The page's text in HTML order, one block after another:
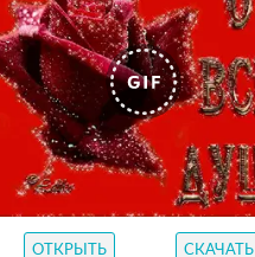
ОТКРЫТЬ СКАЧАТЬ